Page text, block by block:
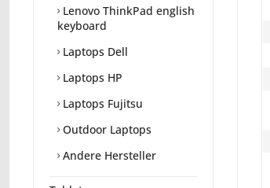
Lenovo ThinkPad english
keyboard
Laptops Dell
Laptops HP
Laptops Fujitsu
Outdoor Laptops
Andere Hersteller